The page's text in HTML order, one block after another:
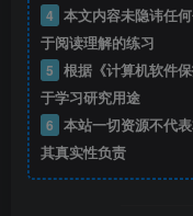
4 本文内容未隐讳任
于阅读理解的练习
5 根据《计算机软件
于学习研究用途
6 本站一切资源不代
其真实性负责